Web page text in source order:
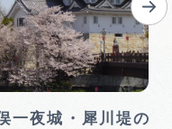
一夜城・犀川堤の